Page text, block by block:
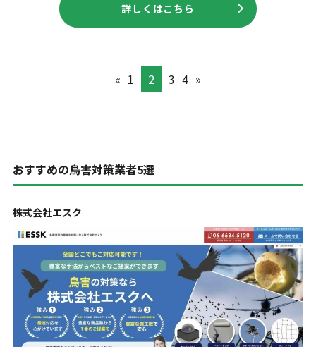
詳しくはこちら
« 1 2 3 4 »
おすすめの鳥害対策業者5選
株式会社エスク